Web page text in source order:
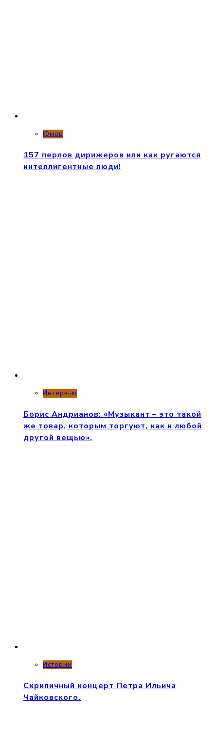
Юмор
157 перлов дирижеров или как ругаются
интеллигентные люди!
Интервью
Борис Андрианов: «Музыкант – это такой
же товар, которым торгуют, как и любой
другой вещью».
Истории
Скрипичный концерт Петра Ильича
Чайковского.